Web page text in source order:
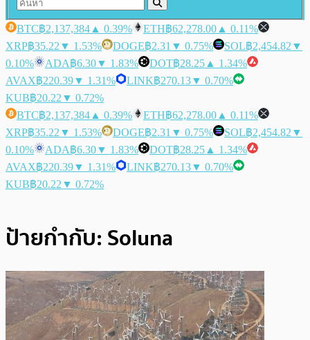
BTC฿2,137,384 ▲ 0.39% ETH฿62,278.00 ▲ 0.11%
XRP฿35.22 ▼ 1.53% DOGE฿2.31 ▼ 0.75% SOL฿2,454.82 ▼
0.10%
ADA฿6.30▼ 1.83% DOT฿28.25 ▲ 1.34%
AVAX฿220.39▼ 1.31% LINK฿270.13▼ 0.70%
KUB฿20.22 ▼ 0.72%
BTC฿2,137,384 ▲ 0.39% ETH฿62,278.00 ▲ 0.11%
XRP฿35.22 ▼ 1.53% DOGE฿2.31 ▼ 0.75% SOL฿2,454.82 ▼
0.10%
ADA฿6.30▼ 1.83% DOT฿28.25 ▲ 1.34%
AVAX฿220.39▼ 1.31% LINK฿270.13▼ 0.70%
KUB฿20.22 ▼ 0.72%
ป้ายกำกับ: Soluna